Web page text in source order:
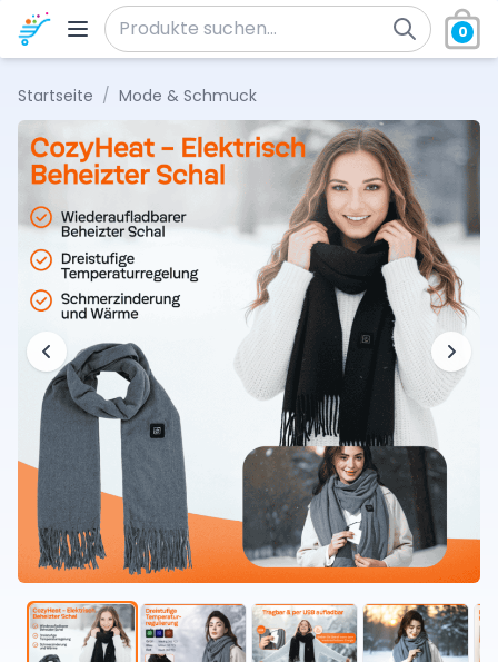
Zum Inhalt springen
Suche nach:
0
Startseite / Mode & Schmuck